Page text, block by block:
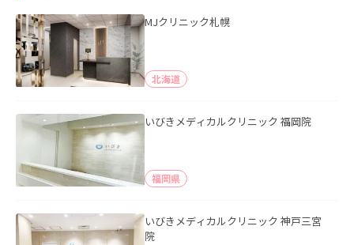
MJクリニック札幌
北海道
いびきメディカルクリニック 福岡院
福岡県
いびきメディカルクリニック 神戸三宮
院